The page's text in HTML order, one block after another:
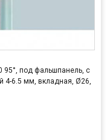
95°, под фальшпанель, с
4-6.5 мм, вкладная, Ø26,